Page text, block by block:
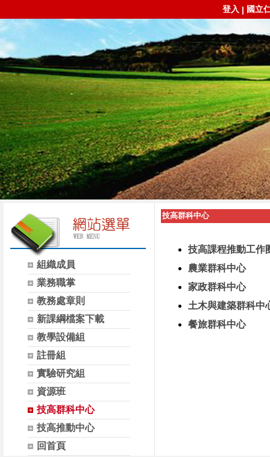
登入 | 國立
組織成員
業務職掌
教務處章則
新課綱檔案下載
教學設備組
註冊組
實驗研究組
資源班
技高群科中心
技高推動中心
回首頁
技高群科中心
技高課程推動工作
農業群科中心
家政群科中心
土木與建築群科中
餐旅群科中心